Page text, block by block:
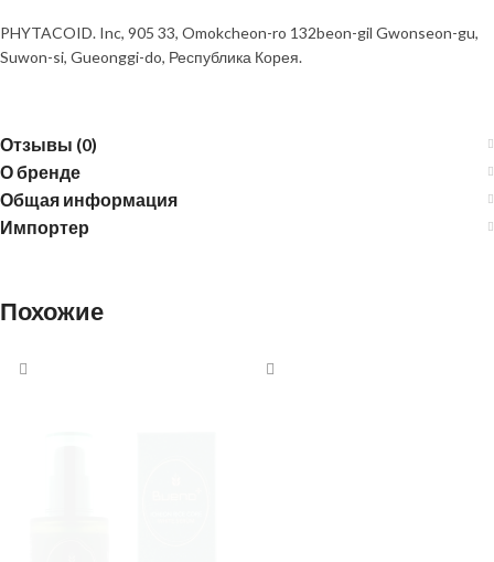
PHYTACOID. Inc, 905 33, Omokcheon-ro 132beon-gil Gwonseon-gu,
Suwon-si, Gueonggi-do, Республика Корея.
Отзывы (0)
О бренде
Общая информация
Импортер
Похожие